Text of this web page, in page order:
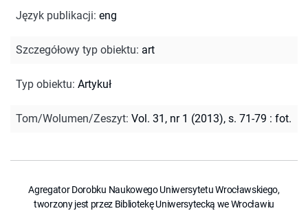
Język publikacji: eng
Szczegółowy typ obiektu: art
Typ obiektu: Artykuł
Tom/Wolumen/Zeszyt: Vol. 31, nr 1 (2013), s. 71-79 : fot.
Agregator Dorobku Naukowego Uniwersytetu Wrocławskiego,
tworzony jest przez Bibliotekę Uniwersytecką we Wrocławiu